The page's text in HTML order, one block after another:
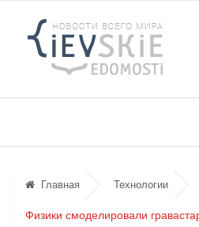
Главная Технологии
Физики смоделировали